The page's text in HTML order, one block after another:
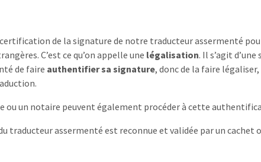
de la signature de notre traducteur assermenté
C’est ce qu’on appelle une légalisation. Il s’agit
de faire authentifier sa signature, donc de la faire
ou un notaire peuvent également procéder à cette
traducteur assermenté est reconnue et validée par un cachet